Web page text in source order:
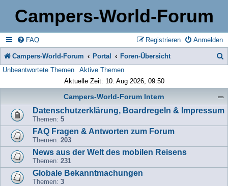
Campers-World-Forum
FAQ Anmelden
Registrieren
Campers-World-Forum Portal Foren-Übersicht
Unbeantwortete Themen
Aktive Themen
Aktuelle Zeit: 10. Aug 2026, 09:50
Campers-World-Forum Intern
Datenschutzerklärung, Boardregeln & Impressum
Themen: 5
FAQ Fragen & Antworten zum Forum
Themen: 203
News aus der Welt des mobilen Reisens
Themen: 231
Globale Bekanntmachungen
Themen: 3